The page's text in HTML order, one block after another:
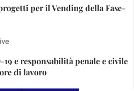
per il Vending della Fase-
19 e responsabilità penale e civile
di lavoro